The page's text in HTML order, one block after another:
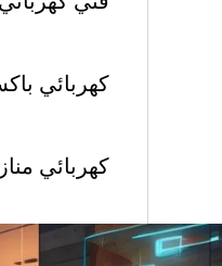
كهربائي
كهربائي